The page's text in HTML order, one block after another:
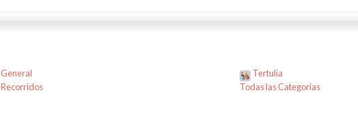
General
Recorridos
Tertulia
Todas las Categorías